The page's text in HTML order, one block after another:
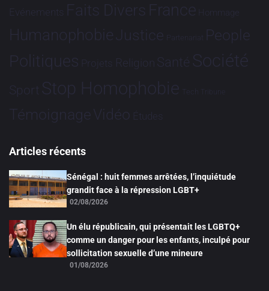
Evénements Faits Divers France Hommage
HumanophobieJustice Partenariat People
Politiques Projets Religion Santé Société
Sport Stop Homophobie Tech Tribune
TémoignageVidéo Études
Articles récents
Sénégal : huit femmes arrêtées, l’inquiétude
grandit face à la répression LGBT+
02/08/2026
Un élu républicain, qui présentait les LGBTQ+
comme un danger pour les enfants, inculpé pour
sollicitation sexuelle d’une mineure
01/08/2026